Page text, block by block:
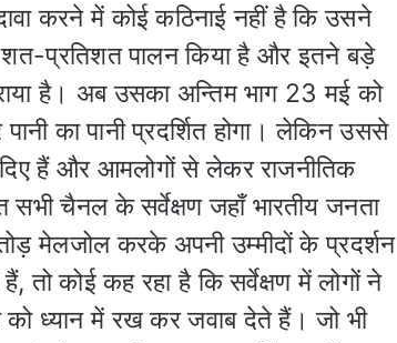
करने में कोई कठिनाई नहीं है कि उसने
शत-प्रतिशत पालन किया है और इतने बड़े
है। अब उसका अन्तिम भाग 23 मई को
का पानी प्रदर्शित होगा। लेकिन उससे
दिए हैं और आमलोगों से लेकर राजनीतिक
सभी चैनल के सर्वेक्षण जहाँ भारतीय जनता
मेलजोल करके अपनी उम्मीदों के प्रदर्शन
तो कोई कह रहा है कि सर्वेक्षण में लोगों ने
को ध्यान में रख कर जवाब देते हैं। जो भी